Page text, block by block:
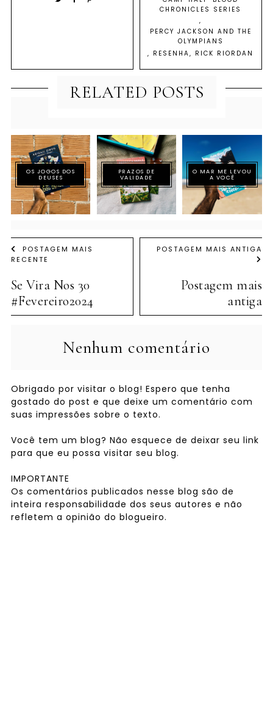
CHRONICLES SERIES
,
PERCY JACKSON AND THE
OLYMPIANS
, RESENHA, RICK RIORDAN
RELATED POSTS
OS JOGOS DOS
DEUSES
PRAZOS DE
VALIDADE
O MAR ME LEVOU
A VOCÊ
POSTAGEM MAIS
RECENTE
Se Vira Nos 30
#Fevereiro2024
POSTAGEM MAIS ANTIGA
Postagem mais
antiga
Nenhum comentário
Obrigado por visitar o blog! Espero que tenha
gostado do post e que deixe um comentário com
suas impressões sobre o texto.
Você tem um blog? Não esquece de deixar seu link
para que eu possa visitar seu blog.
IMPORTANTE
Os comentários publicados nesse blog são de
inteira responsabilidade dos seus autores e não
refletem a opinião do blogueiro.